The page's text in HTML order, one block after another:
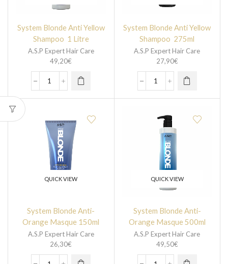
System Blonde Anti Yellow
Shampoo 1 Litre
A.S.P Expert Hair Care
49,20€
System Blonde Anti Yellow
Shampoo 275ml
A.S.P Expert Hair Care
27,90€
QUICK VIEW
System Blonde Anti-
Orange Masque 150ml
A.S.P Expert Hair Care
26,30€
QUICK VIEW
System Blonde Anti-
Orange Masque 500ml
A.S.P Expert Hair Care
49,50€